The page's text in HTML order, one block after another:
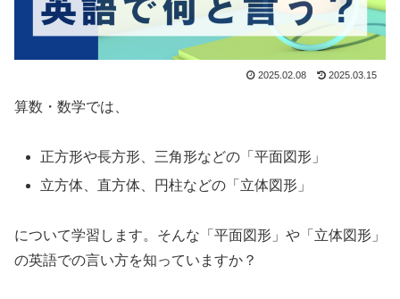
2025.02.08 2025.03.15
算数・数学では、
正方形や長方形、三角形などの「平面図形」
立方体、直方体、円柱などの「立体図形」
について学習します。そんな「平面図形」や「立体図形」
の英語での言い方を知っていますか？